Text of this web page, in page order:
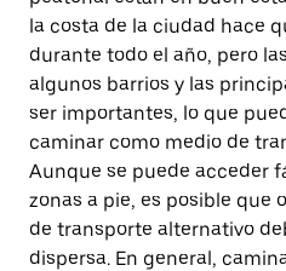
la costa de la ciudad hace
durante todo el año, pero
algunos barrios y las
ser importantes, lo que
caminar como medio de
Aunque se puede acceder
zonas a pie, es posible que
de transporte alternativo
dispersa. En general,